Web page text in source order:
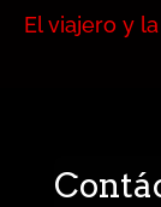
El viajero y